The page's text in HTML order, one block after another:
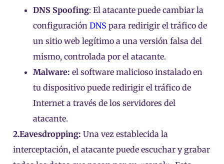
DNS Spoofing: El atacante puede cambiar la
configuración DNS para redirigir el tráfico de
un sitio web legítimo a una versión falsa del
mismo, controlada por el atacante.
Malware: el software malicioso instalado en
tu dispositivo puede redirigir el tráfico de
Internet a través de los servidores del
atacante.
2.Eavesdropping: Una vez establecida la
interceptación, el atacante puede escuchar y grabar